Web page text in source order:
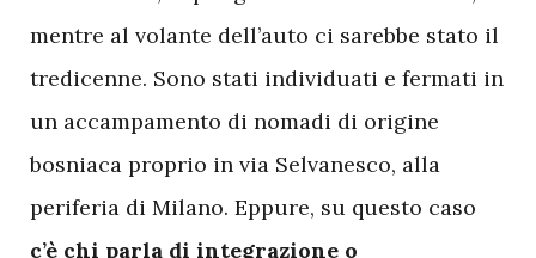
mentre al volante dell’auto ci sarebbe stato il
tredicenne. Sono stati individuati e fermati in
un accampamento di nomadi di origine
bosniaca proprio in via Selvanesco, alla
periferia di Milano. Eppure, su questo caso
c’è chi parla di integrazione o